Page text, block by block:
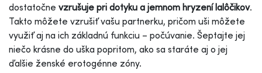
dostatočne vzrušuje pri dotyku a jemnom hryzení lalôčikov.
Takto môžete vzrušiť vašu partnerku, pričom uši môžete
využiť aj na ich základnú funkciu – počúvanie. Šeptajte jej
niečo krásne do uška popritom, ako sa staráte aj o jej
ďalšie ženské erotogénne zóny.